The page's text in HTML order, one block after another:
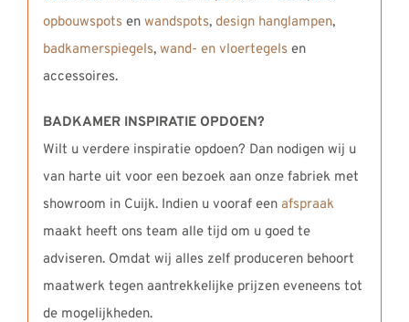
opbouwspots en wandspots, design hanglampen,
badkamerspiegels, wand- en vloertegels en
accessoires.
BADKAMER INSPIRATIE OPDOEN?
Wilt u verdere inspiratie opdoen? Dan nodigen wij u
van harte uit voor een bezoek aan onze fabriek met
showroom in Cuijk. Indien u vooraf een afspraak
maakt heeft ons team alle tijd om u goed te
adviseren. Omdat wij alles zelf produceren behoort
maatwerk tegen aantrekkelijke prijzen eveneens tot
de mogelijkheden.